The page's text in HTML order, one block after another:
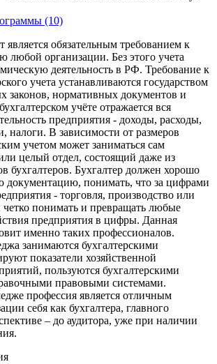
(10)
является обязательным требованием к
организации. Без этого учета
деятельность в РФ. Требование к
учета устанавливаются государством
законов, нормативных документов и
учёте отражается вся
предприятия - доходы, расходы,
налоги. В зависимости от размеров
учетом может заниматься сам
целый отдел, состоящий даже из
бухгалтеров. Бухгалтер должен хорошо
документацию, понимать, что за цифрами
- торговля, производство или
понимать и превращать любые
предприятия в цифры. Данная
именно таких профессионалов.
занимаются бухгалтерскими
показатели хозяйственной
пользуются бухгалтерскими
правовыми системами.
профессия является отличным
себя как бухгалтера, главного
– до аудитора, уже при наличии